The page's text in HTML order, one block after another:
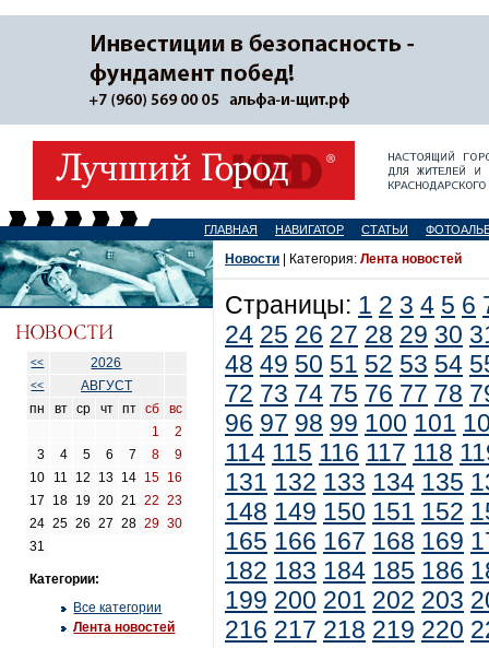
ГЛАВНАЯ НАВИГАТОР СТАТЬИ
<< 2026
<<
АВГУСТ
пн
вт ср чт пт сб
вс
1
2
3
4 5 6 7 8
9
10
11 12 13 14 15 16
17
18 19 20 21 22
23
24 25 26 27 28 29 30
31
Категории:
Все категории
Лента новостей
Новости | Категория: Лента новостей
Страницы: 1 2 3 4 5 6
24 25 26 27 28 29 30
48 49 50 51 52 53 54
72 73 74 75 76 77 78
96 97 98 99 100 101
114 115 116 117 118
131 132 133 134 135
148 149 150 151 152
165 166 167 168 169
182 183 184 185 186
199 200 201 202 203
216 217 218 219 220